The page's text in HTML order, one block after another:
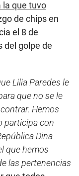
la que tuvo
de chips en
el 8 de
del golpe de
Lilia Paredes le
que no se le
Hemos
participa con
Dina
que hemos
las pertenencias